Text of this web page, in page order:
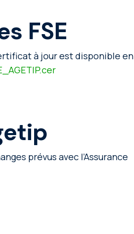
FSE
à jour est disponible en
prévus avec l’Assurance